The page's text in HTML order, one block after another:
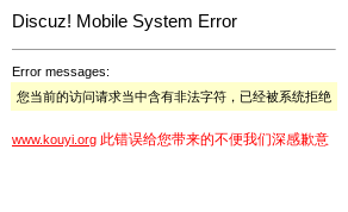
Discuz! Mobile System Error
Error messages:
您当前的访问请求当中含有非法字符，已经被系统拒绝
www.kouyi.org 此错误给您带来的不便我们深感歉意